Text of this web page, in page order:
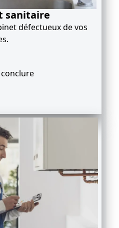
sanitaire
défectueux de vos